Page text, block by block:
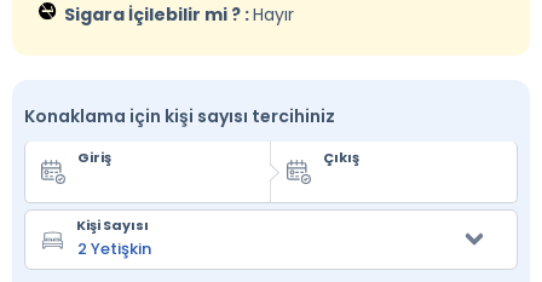
Sigara İçilebilir mi ? :Hayır
Konaklama için kişi sayısı tercihiniz
Giriş Çıkış
Kişi Sayısı